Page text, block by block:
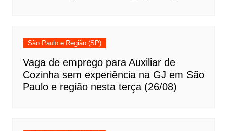
São Paulo e Região (SP)
Vaga de emprego para Auxiliar de
Cozinha sem experiência na GJ em São
Paulo e região nesta terça (26/08)